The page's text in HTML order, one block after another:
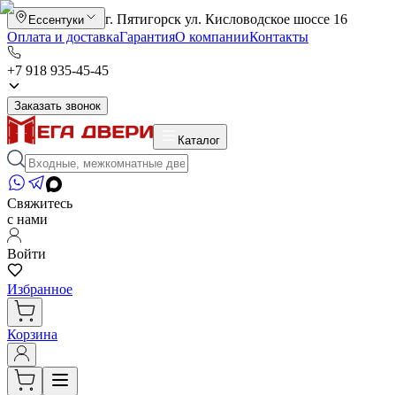
Ессентуки
г. Пятигорск ул. Кисловодское шоссе 16
Оплата и доставкаГарантияО компанииКонтакты
+7 918 935-45-45
Заказать звонок
Каталог
Свяжитесь
с нами
Войти
Избранное
Корзина